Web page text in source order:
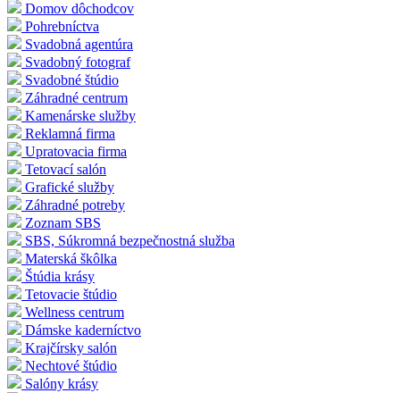
Domov dôchodcov
Pohrebníctva
Svadobná agentúra
Svadobný fotograf
Svadobné štúdio
Záhradné centrum
Kamenárske služby
Reklamná firma
Upratovacia firma
Tetovací salón
Grafické služby
Záhradné potreby
Zoznam SBS
SBS, Súkromná bezpečnostná služba
Materská škôlka
Štúdia krásy
Tetovacie štúdio
Wellness centrum
Dámske kaderníctvo
Krajčírsky salón
Nechtové štúdio
Salóny krásy